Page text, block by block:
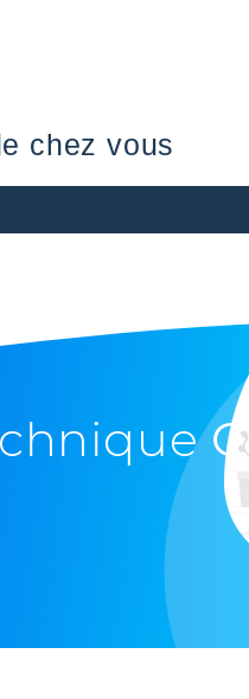
chez vous